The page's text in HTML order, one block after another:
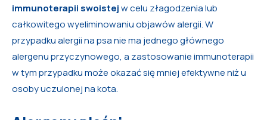
immunoterapii swoistejw celu złagodzenia lub
całkowitego wyeliminowaniu objawów alergii. W
przypadku alergii na psa nie ma jednego głównego
alergenu przyczynowego, a zastosowanie immunoterapii
w tym przypadku może okazać się mniej efektywne niż u
osoby uczulonej na kota.